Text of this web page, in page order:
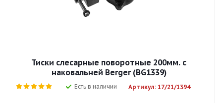
Тиски слесарные поворотные 200мм. с
наковальней Berger (BG1339)
Есть в наличии Артикул: 17/21/1394